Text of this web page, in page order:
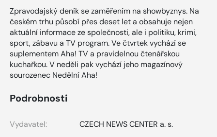
Zpravodajský deník se zaměřením na showbyznys. Na
českém trhu působí přes deset let a obsahuje nejen
aktuální informace ze společnosti, ale i politiku, krimi,
sport, zábavu a TV program. Ve čtvrtek vychází se
suplementem Aha! TV a pravidelnou čtenářskou
kuchařkou. V neděli pak vychází jeho magazínový
sourozenec Nedělní Aha!
Podrobnosti
Vydavatel:
CZECH NEWS CENTER a. s.